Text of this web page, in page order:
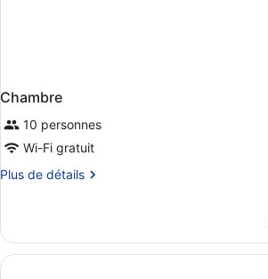
Chambre
10 personnes
Wi-Fi gratuit
Plus de détails
Plus
le
type
de